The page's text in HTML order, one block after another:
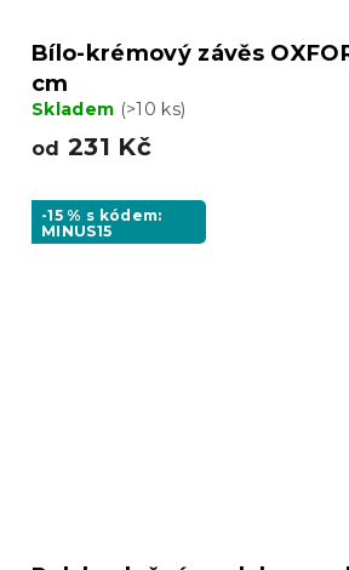
Bílo-krémový závěs
cm
Skladem (>10 ks)
od 231 Kč
-15 % s kódem:
MINUS15